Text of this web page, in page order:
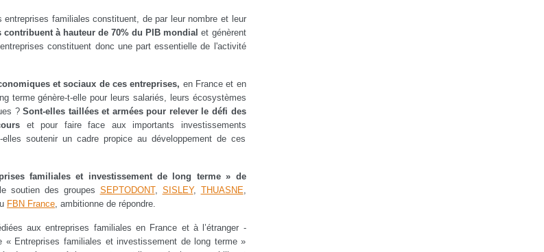
familiales constituent, de par leur nombre et leur
contribuent à hauteur de 70% du PIB mondial et génèrent
constituent donc une part essentielle de l'activité
et sociaux de ces entreprises, en France et en
terme génère-t-elle pour leurs salariés, leurs écosystèmes
?Sont-elles taillées et armées pour relever le défi des
et pour faire face aux importants investissements
soutenir un cadre propice au développement de ces
familiales et investissement de long terme » de
soutien des groupes SEPTODONT, SISLEY, THUASNE
FBN France , ambitionne de répondre.
aux entreprises familiales en France et à l’étranger -
Entreprises familiales et investissement de long terme »